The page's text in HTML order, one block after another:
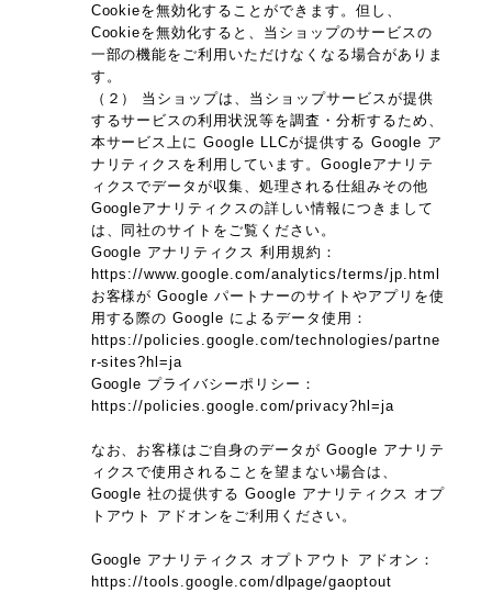
Cookieを無効化することができます。但し、
Cookieを無効化すると、当ショップのサービスの
一部の機能をご利用いただけなくなる場合がありま
す。
（２） 当ショップは、当ショップサービスが提供
するサービスの利用状況等を調査・分析するため、
本サービス上に Google LLCが提供する Google ア
ナリティクスを利用しています。Googleアナリテ
ィクスでデータが収集、処理される仕組みその他
Googleアナリティクスの詳しい情報につきまして
は、同社のサイトをご覧ください。
Google アナリティクス 利用規約：
https://www.google.com/analytics/terms/jp.html
お客様が Google パートナーのサイトやアプリを使
用する際の Google によるデータ使用：
https://policies.google.com/technologies/partne
r-sites?hl=ja
Google プライバシーポリシー：
https://policies.google.com/privacy?hl=ja
なお、お客様はご自身のデータが Google アナリテ
ィクスで使用されることを望まない場合は、
Google 社の提供する Google アナリティクス オプ
トアウト アドオンをご利用ください。
Google アナリティクス オプトアウト アドオン：
https://tools.google.com/dlpage/gaoptout